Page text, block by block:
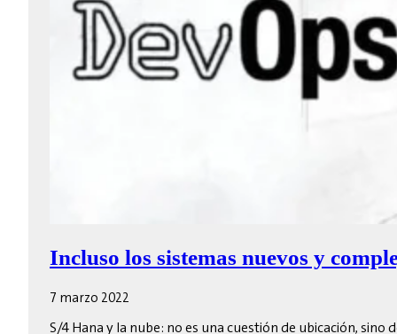
Incluso los sistemas nuevos y
7 marzo 2022
S/4 Hana y la nube: no es una cuestión de ubicación,